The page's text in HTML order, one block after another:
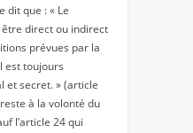
dit que : « Le
direct ou indirect
prévues par la
est toujours
et secret. » (article
à la volonté du
l’article 24 qui